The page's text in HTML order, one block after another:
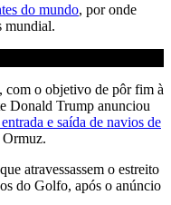
do mundo, por onde
mundial.
com o objetivo de pôr fim à
Donald Trump anunciou
e saída de navios de
atravessassem o estreito
do Golfo, após o anúncio